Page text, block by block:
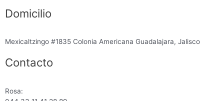
Domicilio
Mexicaltzingo #1835 Colonia Americana Guadalajara, Jalisco
Contacto
Rosa: